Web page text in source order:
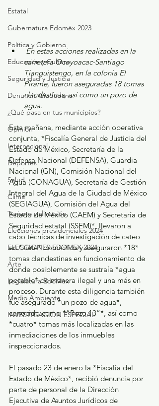
Estatal
Gubernatura Edoméx 2023
Política y Gobierno
Educación y Cultura
Seguridad y Justicia
Denuncia Ciudadana
¿Qué pasa en tus municipios?
Opinión
Internacional
Deportes
Salud
Clima
Turismo y diversión
Elecciones presidenciales 2024
ELECCIONES EDOMEX 2024
Arte
Legislatura EdoMéx
Medio Ambiente
INVESTIGACIÓN ESPECIAL
carretera Ocoyoacac-Santiago
Tianguistengo, en la colonia El
Pirame, fueron aseguradas 18 tomas
clandestinas, así como un pozo de
agua.
Esta mañana, mediante acción operativa
conjunta, *Fiscalía General de Justicia del
Estado de México, Secretaría de la
Defensa Nacional (DEFENSA), Guardia
Nacional (GN), Comisión Nacional del
Agua (CONAGUA), Secretaría de Gestión
Integral del Agua de la Ciudad de México
(SEGIAGUA), Comisión del Agua del
Estado de México (CAEM) y Secretaría de
Seguridad estatal (SSEM)*, llevaron a
cabo técnicas de investigación de cateo
en *siete* domicilios y aseguraron *18*
tomas clandestinas en funcionamiento de
donde posiblemente se sustraía *agua
potable* de manera ilegal y una más en
proceso. Durante esta diligencia también
fue asegurado *un pozo de agua*,
conocido como *“Pozo 13”*, así como
*cuatro* tomas más localizadas en las
inmediaciones de los inmuebles
inspeccionados.
El pasado 23 de enero la *Fiscalía del
Estado de México*, recibió denuncia por
parte de personal de la Dirección
Ejecutiva de Asuntos Jurídicos de